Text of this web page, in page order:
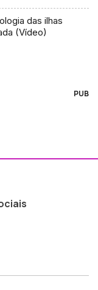
das ilhas
(Vídeo)
PUB
ao